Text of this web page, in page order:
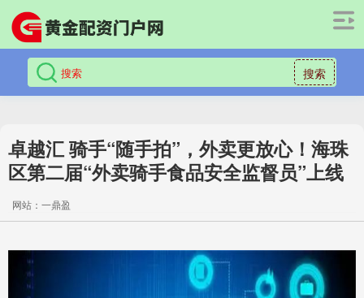
搜索
卓越汇 骑手“随手拍”，外卖更放心！海珠
区第二届“外卖骑手食品安全监督员”上线
网站：一鼎盈